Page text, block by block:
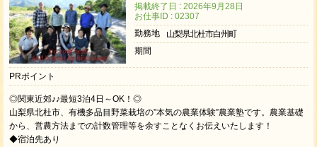
掲載終了日 : 2026年9月28日
お仕事ID : 02307
勤務地
山梨県北杜市白州町
期間
PRポイント
◎関東近郊♪♪最短3泊4日～OK！◎
山梨県北杜市、有機多品目野菜栽培の”本気の農業体験”農業塾です。農業基礎
から、営農方法までの計数管理等を余すことなくお伝えいたします！
◆宿泊先あり